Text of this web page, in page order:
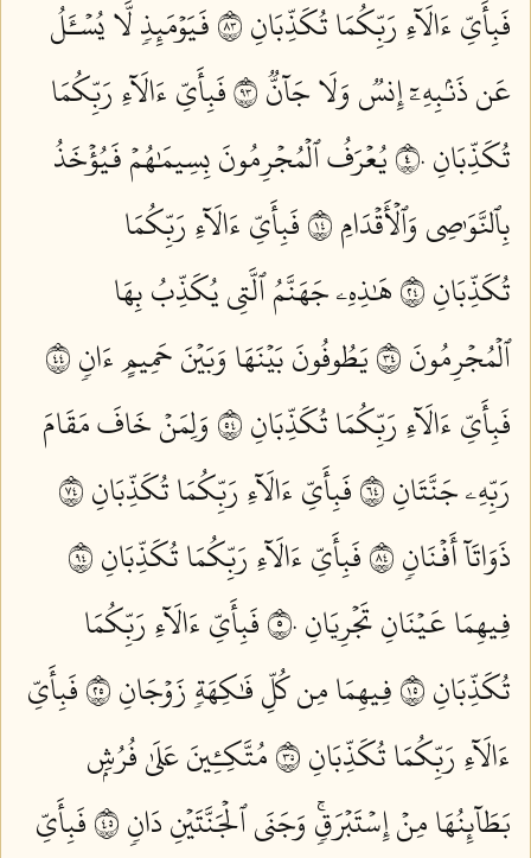
فَبِأَيِّ ءَالَآءِ رَبِّكُمَا تُكَذِّبَانِ ٣٨
فَيَوۡمَئِذٖ لَّا يُسۡـَٔلُ
عَن ذَنۢبِهِۦٓ إِنسٞ وَلَا جَآنّٞ ٣٩
فَبِأَيِّ ءَالَآءِ رَبِّكُمَا
تُكَذِّبَانِ ٤٠
يُعۡرَفُ ٱلۡمُجۡرِمُونَ بِسِيمَٰهُمۡ فَيُؤۡخَذُ
بِٱلنَّوَٰصِي وَٱلۡأَقۡدَامِ ٤١
فَبِأَيِّ ءَالَآءِ رَبِّكُمَا
تُكَذِّبَانِ ٤٢
هَٰذِهِۦ جَهَنَّمُ ٱلَّتِي يُكَذِّبُ بِهَا
ٱلۡمُجۡرِمُونَ ٤٣
يَطُوفُونَ بَيۡنَهَا وَبَيۡنَ حَمِيمٍ ءَانٖ ٤٤
فَبِأَيِّ ءَالَآءِ رَبِّكُمَا تُكَذِّبَانِ ٤٥
وَلِمَنۡ خَافَ مَقَامَ
رَبِّهِۦ جَنَّتَانِ ٤٦
فَبِأَيِّ ءَالَآءِ رَبِّكُمَا تُكَذِّبَانِ ٤٧
ذَوَاتَآ أَفۡنَانٖ ٤٨
فَبِأَيِّ ءَالَآءِ رَبِّكُمَا تُكَذِّبَانِ ٤٩
فِيهِمَا عَيۡنَانِ تَجۡرِيَانِ ٥٠
فَبِأَيِّ ءَالَآءِ رَبِّكُمَا
تُكَذِّبَانِ ٥١
فِيهِمَا مِن كُلِّ فَٰكِهَةٖ زَوۡجَانِ ٥٢
فَبِأَيِّ
ءَالَآءِ رَبِّكُمَا تُكَذِّبَانِ ٥٣
مُتَّكِـِٔينَ عَلَىٰ فُرُشِۭ
بَطَآئِنُهَا مِنۡ إِسۡتَبۡرَقٖۚ وَجَنَى ٱلۡجَنَّتَيۡنِ دَانٖ ٥٤
فَبِأَيِّ